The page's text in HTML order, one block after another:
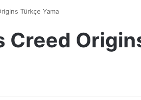
Türkçe Yama
Creed